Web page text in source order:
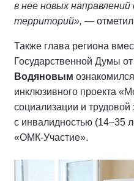
в нее новых
территорий», —
Также глава региона
Государственной Думы
Водяновым
инклюзивного проекта
социализации и
с инвалидностью (14–35
«ОМК-Участие».